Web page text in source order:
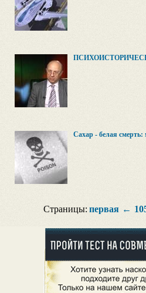
Сахар - белая
Страницы: первая ←